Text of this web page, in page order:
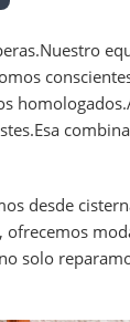
desde
ofrecemos
solo